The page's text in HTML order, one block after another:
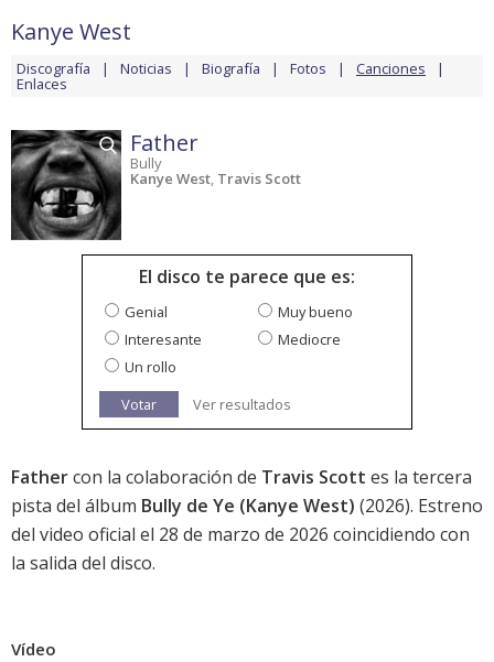
Kanye West
Discografía Noticias Biografía Fotos Canciones
Enlaces
Father
Bully
Kanye West, Travis Scott
El disco te parece que es:
Genial
Muy bueno
Interesante
Mediocre
Un rollo
Votar
Ver resultados
Fathercon la colaboración de Travis Scott es la tercera
pista del álbum Bully de Ye (Kanye West) (2026). Estreno
del video oficial el 28 de marzo de 2026 coincidiendo con
la salida del disco.
Vídeo